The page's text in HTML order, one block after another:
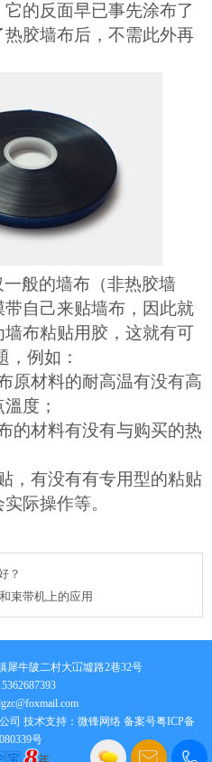
的反面早已事先涂布了
胶墙布后，不需此外再
般的墙布（非热胶墙
自己来贴墙布，因此就
布粘贴用胶，这就有可
，例如：
原材料的耐高温有没有高
度；
的材料有没有与购买的热
，有没有有专用型的粘贴
际操作等。
？
束带机上的应用
犀牛陂二村大冚墟路2巷32号
司 技术支持： 微锋网络 备案号粤ICP备
号